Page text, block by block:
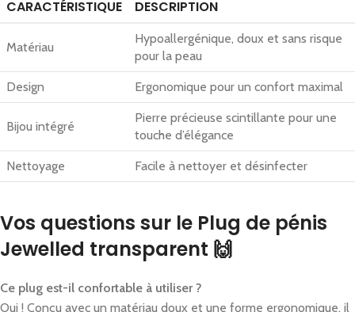
CARACTÉRISTIQUE DESCRIPTION
Matériau
Hypoallergénique, doux et sans risque
pour la peau
Design Ergonomique pour un confort maximal
Bijou intégré
Pierre précieuse scintillante pour une
touche d’élégance
Nettoyage Facile à nettoyer et désinfecter
Vos questions sur le Plug de pénis
Jewelled transparent 🙌
Ce plug est-il confortable à utiliser ?
Oui ! Conçu avec un matériau doux et une forme ergonomique, il